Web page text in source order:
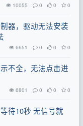
10055 0 0 0
器，驱动无法安装
6651 0 0 0
不全，无法点击进
6801 0 0 0
待10秒 无信号就